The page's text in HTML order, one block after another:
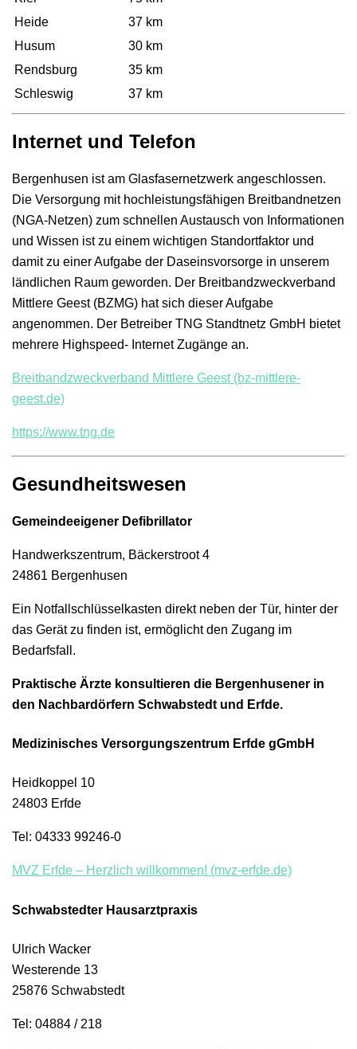
Heide
37 km
Husum
30 km
Rendsburg
35 km
Schleswig
37 km
Internet und Telefon
Bergenhusen ist am Glasfasernetzwerk angeschlossen.
Die Versorgung mit hochleistungsfähigen Breitbandnetzen
(NGA-Netzen) zum schnellen Austausch von Informationen
und Wissen ist zu einem wichtigen Standortfaktor und
damit zu einer Aufgabe der Daseinsvorsorge in unserem
ländlichen Raum geworden. Der Breitbandzweckverband
Mittlere Geest (BZMG) hat sich dieser Aufgabe
angenommen. Der Betreiber TNG Standtnetz GmbH bietet
mehrere Highspeed- Internet Zugänge an.
Breitbandzweckverband Mittlere Geest (bz-mittlere-
geest.de)
https://www.tng.de
Gesundheitswesen
Gemeindeeigener Defibrillator
Handwerkszentrum, Bäckerstroot 4
24861 Bergenhusen
Ein Notfallschlüsselkasten direkt neben der Tür, hinter der
das Gerät zu finden ist, ermöglicht den Zugang im
Bedarfsfall.
Praktische Ärzte konsultieren die Bergenhusener in
den Nachbardörfern Schwabstedt und Erfde.
Medizinisches Versorgungszentrum Erfde gGmbH
Heidkoppel 10
24803 Erfde
Tel: 04333 99246-0
MVZ Erfde – Herzlich willkommen! (mvz-erfde.de)
Schwabstedter Hausarztpraxis
Ulrich Wacker
Westerende 13
25876 Schwabstedt
Tel: 04884 / 218